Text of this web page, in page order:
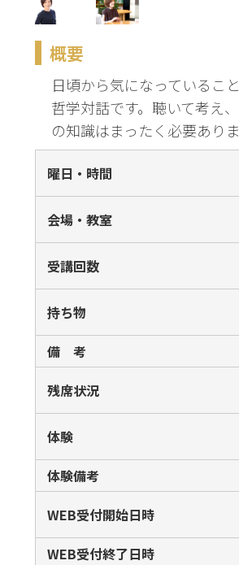
趣味・暮らし
概要
日頃から気になっているこ
哲学対話です。聴いて考え
の知識はまったく必要あり
曜日・時間
会場・教室
受講回数
持ち物
備 考
残席状況
体験
体験備考
WEB受付開始日時
WEB受付終了日時